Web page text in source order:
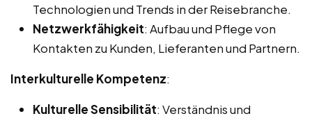
Technologien und Trends in der Reisebranche.
Netzwerkfähigkeit: Aufbau und Pflege von
Kontakten zu Kunden, Lieferanten und Partnern.
Interkulturelle Kompetenz:
Kulturelle Sensibilität: Verständnis und